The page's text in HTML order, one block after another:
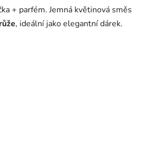
+ parfém. Jemná květinová směs
, ideální jako elegantní dárek.